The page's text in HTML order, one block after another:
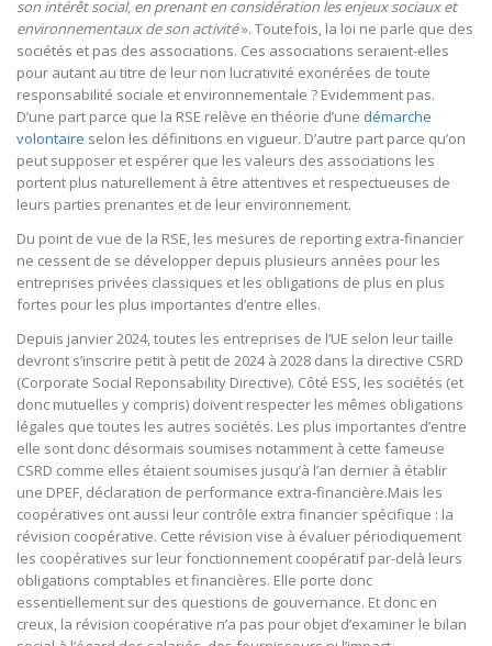
son intérêt social, en prenant en considération les enjeux sociaux et
environnementaux de son activité». Toutefois, la loi ne parle que des
sociétés et pas des associations. Ces associations seraient-elles
pour autant au titre de leur non lucrativité exonérées de toute
responsabilité sociale et environnementale ? Evidemment pas.
D’une part parce que la RSE relève en théorie d’une démarche
volontaire selon les définitions en vigueur. D’autre part parce qu’on
peut supposer et espérer que les valeurs des associations les
portent plus naturellement à être attentives et respectueuses de
leurs parties prenantes et de leur environnement.
Du point de vue de la RSE, les mesures de reporting extra-financier
ne cessent de se développer depuis plusieurs années pour les
entreprises privées classiques et les obligations de plus en plus
fortes pour les plus importantes d’entre elles.
Depuis janvier 2024, toutes les entreprises de l’UE selon leur taille
devront s’inscrire petit à petit de 2024 à 2028 dans la directive CSRD
(Corporate Social Reponsability Directive). Côté ESS, les sociétés (et
donc mutuelles y compris) doivent respecter les mêmes obligations
légales que toutes les autres sociétés. Les plus importantes d’entre
elle sont donc désormais soumises notamment à cette fameuse
CSRD comme elles étaient soumises jusqu’à l’an dernier à établir
une DPEF, déclaration de performance extra-financière.Mais les
coopératives ont aussi leur contrôle extra financier spécifique : la
révision coopérative. Cette révision vise à évaluer périodiquement
les coopératives sur leur fonctionnement coopératif par-delà leurs
obligations comptables et financières. Elle porte donc
essentiellement sur des questions de gouvernance. Et donc en
creux, la révision coopérative n’a pas pour objet d’examiner le bilan